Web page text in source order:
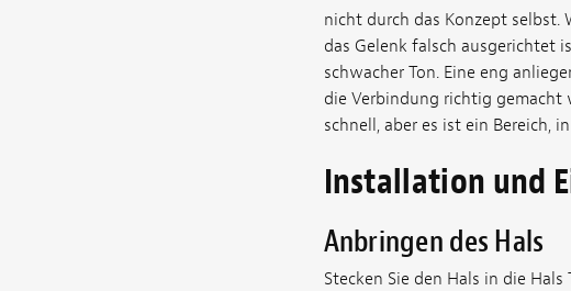
nicht durch das Konzept selbst.
das Gelenk falsch ausgerichtet
schwacher Ton. Eine eng
die Verbindung richtig gemacht
schnell, aber es ist ein Bereich,
Installation und
Anbringen des Hals
Stecken Sie den Hals in die